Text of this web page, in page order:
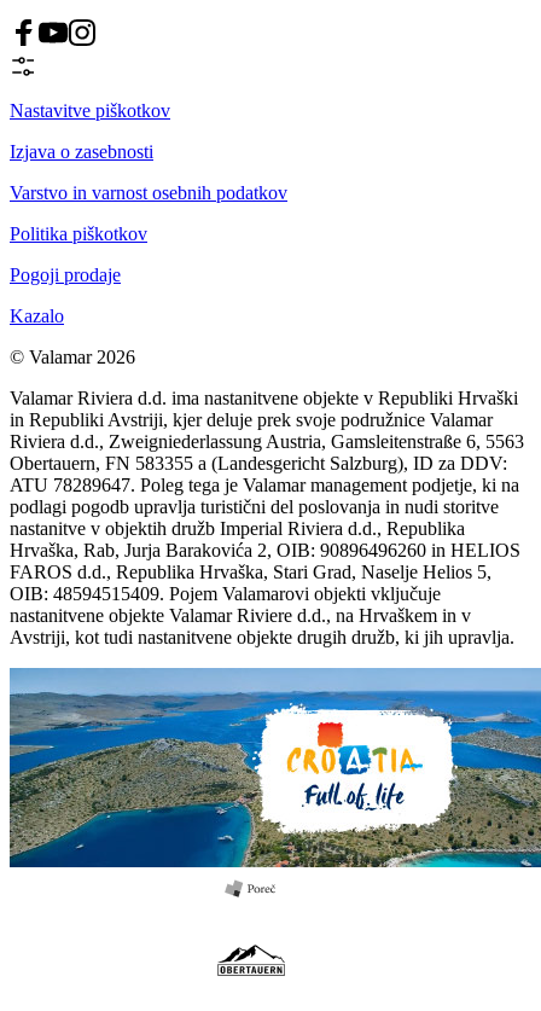
Nastavitve piškotkov
Izjava o zasebnosti
Varstvo in varnost osebnih podatkov
Politika piškotkov
Pogoji prodaje
Kazalo
© Valamar 2026
Valamar Riviera d.d. ima nastanitvene objekte v Republiki Hrvaški
in Republiki Avstriji, kjer deluje prek svoje podružnice Valamar
Riviera d.d., Zweigniederlassung Austria, Gamsleitenstraße 6, 5563
Obertauern, FN 583355 a (Landesgericht Salzburg), ID za DDV:
ATU 78289647. Poleg tega je Valamar management podjetje, ki na
podlagi pogodb upravlja turistični del poslovanja in nudi storitve
nastanitve v objektih družb Imperial Riviera d.d., Republika
Hrvaška, Rab, Jurja Barakovića 2, OIB: 90896496260 in HELIOS
FAROS d.d., Republika Hrvaška, Stari Grad, Naselje Helios 5,
OIB: 48594515409. Pojem Valamarovi objekti vključuje
nastanitvene objekte Valamar Riviere d.d., na Hrvaškem in v
Avstriji, kot tudi nastanitvene objekte drugih družb, ki jih upravlja.